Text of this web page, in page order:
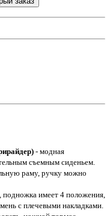
- модная
съемным сиденьем.
раму, ручку можно
подножка имеет 4 положения,
с плечевыми накладками.